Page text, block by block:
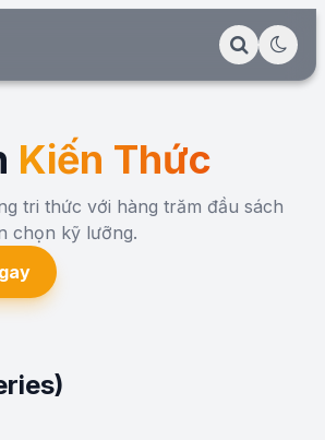
Kiến Thức
tri thức với hàng trăm đầu sách
chọn kỹ lưỡng.